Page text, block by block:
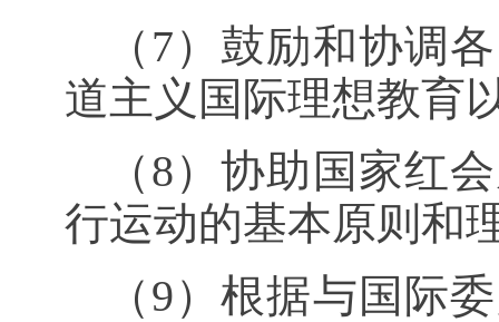
（ 7）鼓励和协调
道主义国际理想教育
（8）协助国家红
行运动的基本原则和
（9）根据与国际